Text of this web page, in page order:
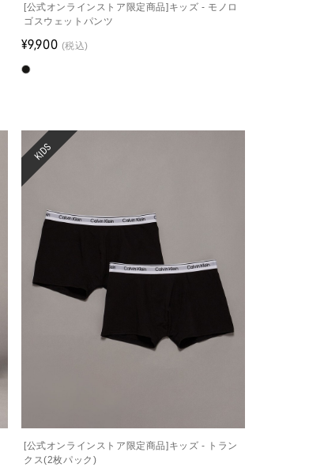
[公式オンラインストア限定商品]キッズ - モノロ
ゴスウェットパンツ
¥9,900 (税込)
KIDS
[公式オンラインストア限定商品]キッズ - トラン
クス(2枚パック)